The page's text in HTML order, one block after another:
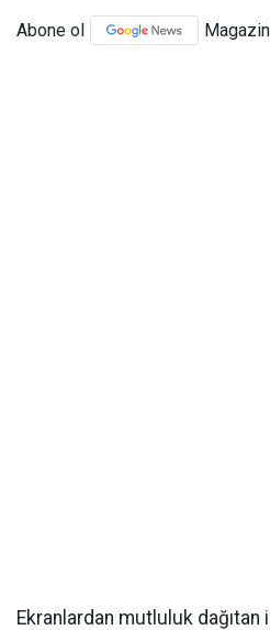
Abone ol
Ekranlardan mutluluk dağıtan